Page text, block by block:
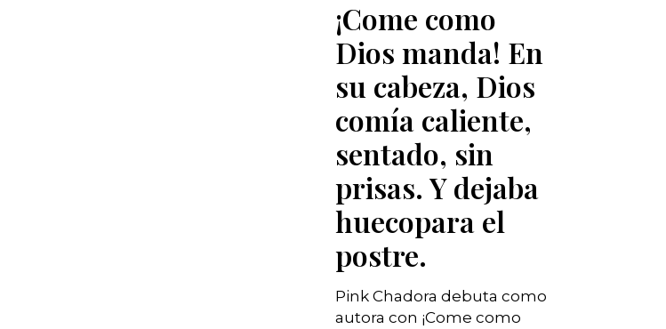
¡Come como
Dios manda! En
su cabeza, Dios
comía caliente,
sentado, sin
prisas. Y dejaba
huecopara el
postre.
Pink Chadora debuta como
autora con ¡Come como